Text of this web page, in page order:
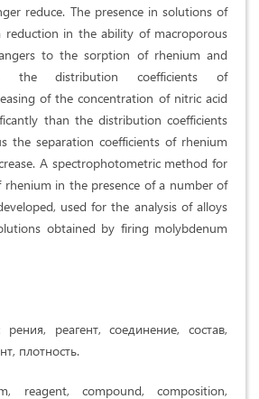
reduce. The presence in solutions of
reduction in the ability of macroporous
to the sorption of rhenium and
the distribution coefficients of
of the concentration of nitric acid
than the distribution coefficients
the separation coefficients of rhenium
A spectrophotometric method for
in the presence of a number of
used for the analysis of alloys
obtained by firing molybdenum
рения, реагент, соединение, состав,
плотность.
reagent, compound, composition,